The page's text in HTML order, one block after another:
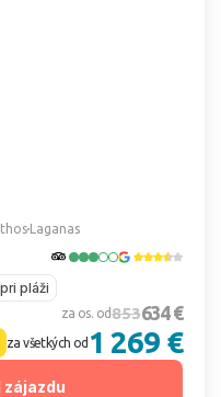
Laganas
pláži
za os. od853634 €
za všetkých od 1 269 €